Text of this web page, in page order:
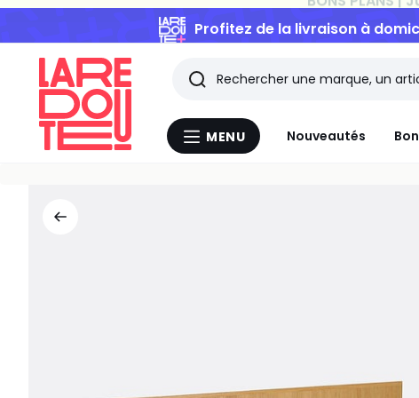
Profitez de la livraison à
Menu
MENU Nouveautés
Rechercher
Les
derniers